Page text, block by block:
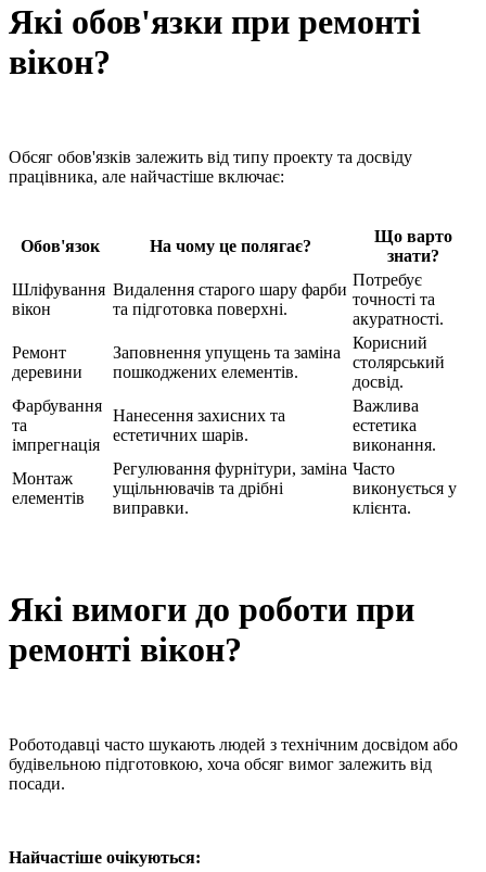
Які обов'язки при ремонті
вікон?
Обсяг обов'язків залежить від типу проекту та досвіду
працівника, але найчастіше включає:
Обов'язок На чому це полягає?
Що варто
знати?
Шліфування
вікон
Видалення старого шару фарби
та підготовка поверхні.
Потребує
точності та
акуратності.
Ремонт
деревини
Заповнення упущень та заміна
пошкоджених елементів.
Корисний
столярський
досвід.
Фарбування
та
імпрегнація
Нанесення захисних та
естетичних шарів.
Важлива
естетика
виконання.
Монтаж
елементів
Регулювання фурнітури, заміна
ущільнювачів та дрібні
виправки.
Часто
виконується у
клієнта.
Які вимоги до роботи при
ремонті вікон?
Роботодавці часто шукають людей з технічним досвідом або
будівельною підготовкою, хоча обсяг вимог залежить від
посади.
Найчастіше очікуються: